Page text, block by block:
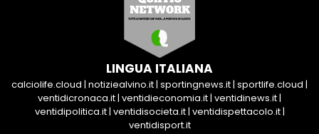
LINGUA ITALIANA
calciolife.cloud | notiziealvino.it| sportingnews.it| sportlife.cloud |
ventidicronaca.it| ventidieconomia.it| ventidinews.it|
ventidipolitica.it| ventidisocieta.it| ventidispettacolo.it|
ventidisport.it